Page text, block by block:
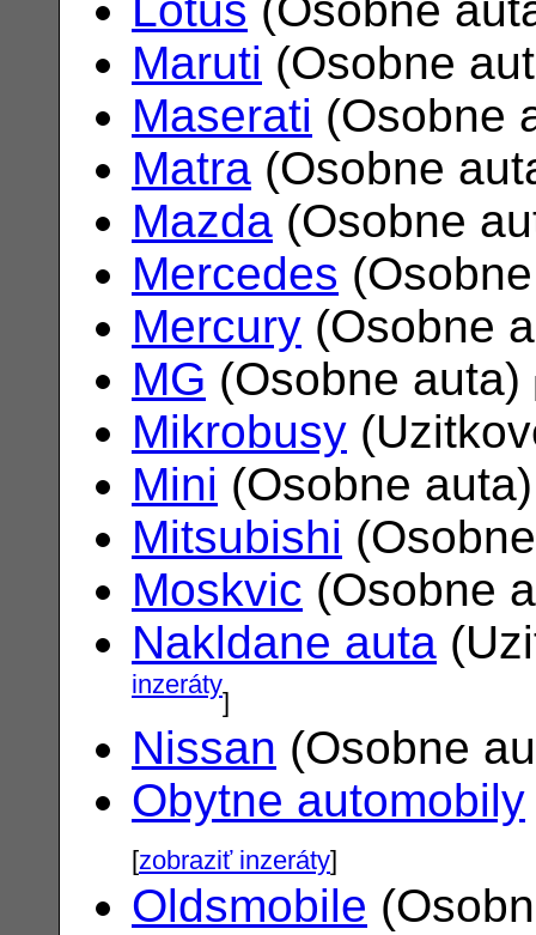
Lotus (Osobne
Maruti (Osobne
Maserati (Osobne
Matra (Osobne
Mazda (Osobne
Mercedes
Mercury (Osobne
MG (Osobne auta)
Mikrobusy
Mini (Osobne
Mitsubishi
Moskvic (Osobne
Nakldane auta
inzeráty]
Nissan (Osobne
Obytne automobily
[zobraziť inzeráty]
Oldsmobile